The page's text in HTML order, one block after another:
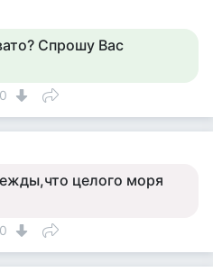
Спрошу Вас
0
целого моря
0